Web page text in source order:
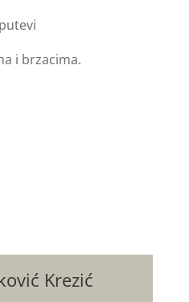
i brzacima.
Krezić